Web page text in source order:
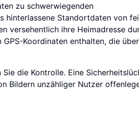
zu schwerwiegenden
hinterlassene Standortdaten von
versehentlich ihre Heimadresse
Koordinaten enthalten, die
die Kontrolle. Eine
Bildern unzähliger Nutzer